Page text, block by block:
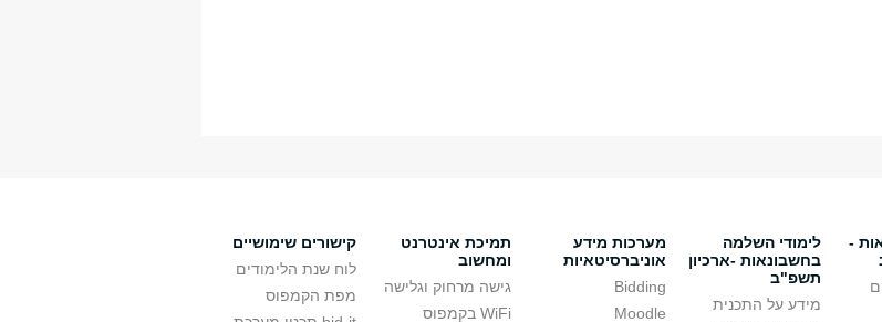
-
לימודי השלמה
בחשבונאות -ארכיון
תשפ"ב
מידע על התכנית
מערכות מידע
אוניברסיטאיות
Bidding
Moodle
תמיכת אינטרנט
ומחשוב
גישה מרחוק וגלישה
WiFi בקמפוס
קישורים שימושיים
לוח שנת הלימודים
מפת הקמפוס